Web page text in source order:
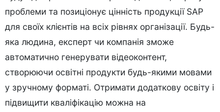
проблеми та позиціонує цінність продукції SAP
для своїх клієнтів на всіх рівнях організації. Будь-
яка людина, експерт чи компанія зможе
автоматично генерувати відеоконтент,
створюючи освітні продукти будь-якими мовами
у зручному форматі. Отримати додаткову освіту і
підвищити кваліфікацію можна на